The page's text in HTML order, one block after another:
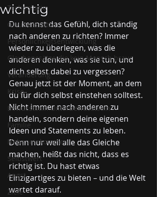
Technologie
Glaubenssätze
Persönlichkeitsentwicklung
Glaubenssätze die kein Mensch brauc
Veränderung
Krise
Bewusstsein Unterbewusstsein
Familie
Nebeneinkommen
Selbstwert
Angst
Ziele
wichtig
Du kennst das Gefühl, dich ständig
nach anderen zu richten? Immer
wieder zu überlegen, was die
anderen denken, was sie tun, und
dich selbst dabei zu vergessen?
Genau jetzt ist der Moment, an dem
du für dich selbst einstehen solltest.
Nicht immer nach anderen zu
handeln, sondern deine eigenen
Ideen und Statements zu leben.
Denn nur weil alle das Gleiche
machen, heißt das nicht, dass es
richtig ist. Du hast etwas
Einzigartiges zu bieten – und die Welt
wartet darauf.